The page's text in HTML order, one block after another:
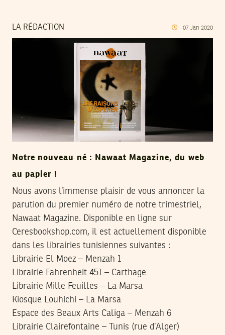
LA RÉDACTION 07 Jan 2020
Notre nouveau né : Nawaat Magazine, du web
au papier !
Nous avons l’immense plaisir de vous annoncer la
parution du premier numéro de notre trimestriel,
Nawaat Magazine. Disponible en ligne sur
Ceresbookshop.com, il est actuellement disponible
dans les librairies tunisiennes suivantes :
Librairie El Moez – Menzah 1
Librairie Fahrenheit 451 – Carthage
Librairie Mille Feuilles – La Marsa
Kiosque Louhichi – La Marsa
Espace des Beaux Arts Caliga – Menzah 6
Librairie Clairefontaine – Tunis (rue d’Alger)